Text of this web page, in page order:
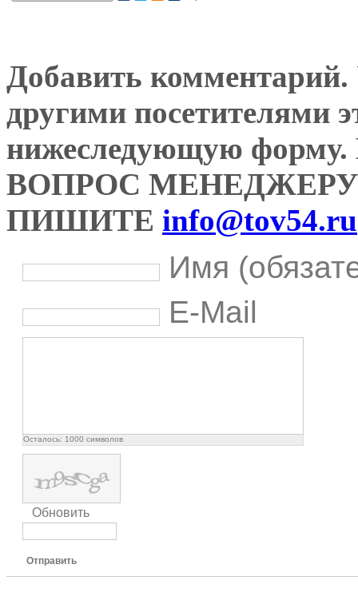
Добавить комментарий.
другими посетителями
нижеследующую
ВОПРОС
ПИШИТЕ info@tov54.ru
Имя
E-Mail
Осталось: 1000 символов
Обновить
Отправить